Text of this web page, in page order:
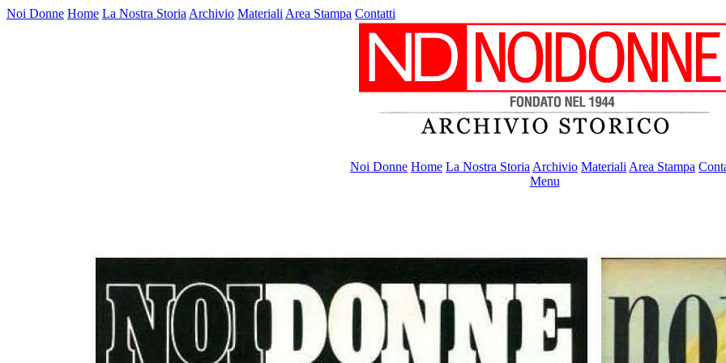
Noi Donne Home La Nostra Storia Archivio Materiali Area Stampa Contatti
Noi Donne Home La Nostra Storia Archivio Materiali Area Stampa
Menu